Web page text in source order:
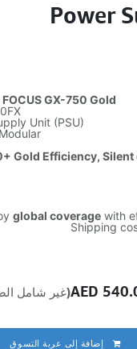
Power
GX-750 Gold
Unit (PSU)
Gold Efficiency,
global coverage with
Shipping
إضافة إلى عربة التسوق
(غير شامل